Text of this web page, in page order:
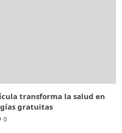
transforma la salud en
gratuitas
0